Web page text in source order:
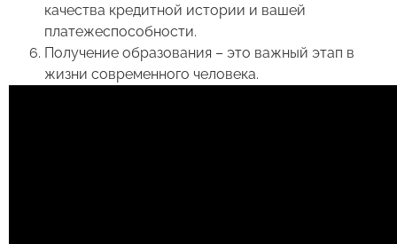
качества кредитной истории и вашей
платежеспособности.
Получение образования – это важный этап в
жизни современного человека.